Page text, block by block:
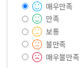
매우만족
만족
보통
불만족
매우불만족